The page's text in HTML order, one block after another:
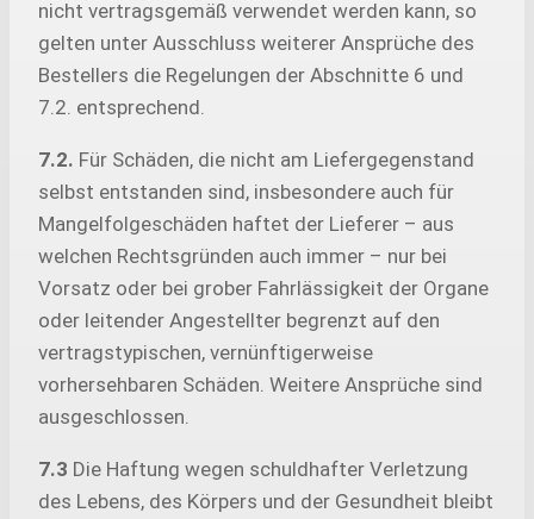
nicht vertragsgemäß verwendet werden kann, so
gelten unter Ausschluss weiterer Ansprüche des
Bestellers die Regelungen der Abschnitte 6 und
7.2. entsprechend.
7.2. Für Schäden, die nicht am Liefergegenstand
selbst entstanden sind, insbesondere auch für
Mangelfolgeschäden haftet der Lieferer – aus
welchen Rechtsgründen auch immer – nur bei
Vorsatz oder bei grober Fahrlässigkeit der Organe
oder leitender Angestellter begrenzt auf den
vertragstypischen, vernünftigerweise
vorhersehbaren Schäden. Weitere Ansprüche sind
ausgeschlossen.
7.3 Die Haftung wegen schuldhafter Verletzung
des Lebens, des Körpers und der Gesundheit bleibt